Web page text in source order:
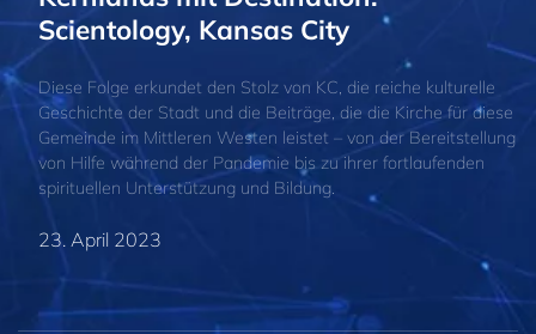
Scientology, Kansas City
Diese Folge erkundet den Stolz von KC, die reiche kulturelle
Geschichte der Stadt und die Beiträge, die die Kirche für diese
Gemeinde im Mittleren Westen leistet – von der Bereitstellung
von Hilfe während der Pandemie bis zu ihrer fortlaufenden
spirituellen Unterstützung und Bildung.
23. April 2023